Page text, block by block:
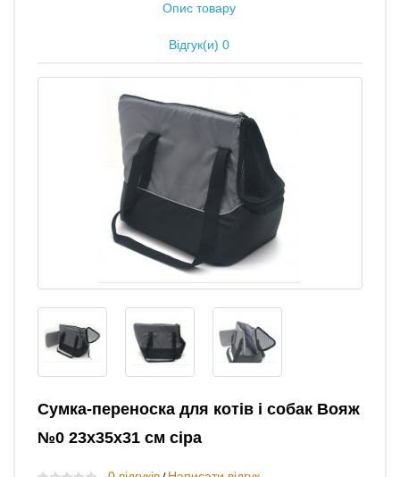
Опис товару
Відгук(и) 0
Сумка-переноска для котів і собак Вояж
№0 23х35х31 см сіра